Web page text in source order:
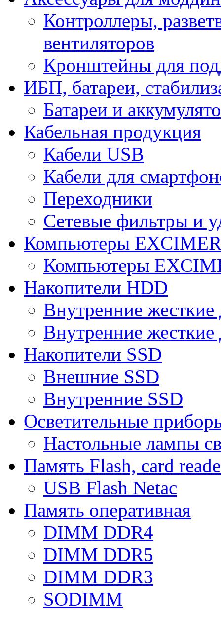
Контроллеры,
вентиляторов
Кронштейны для
ИБП, батареи,
Батареи и
Кабельная продукция
Кабели USB
Кабели для
Переходники
Сетевые фильтры и
Компьютеры
Компьютеры
Накопители HDD
Внутренние
Внутренние
Накопители SSD
Внешние SSD
Внутренние SSD
Осветительные
Настольные лампы
Память Flash, card
USB Flash Netac
Память оперативная
DIMM DDR4
DIMM DDR5
DIMM DDR3
SODIMM